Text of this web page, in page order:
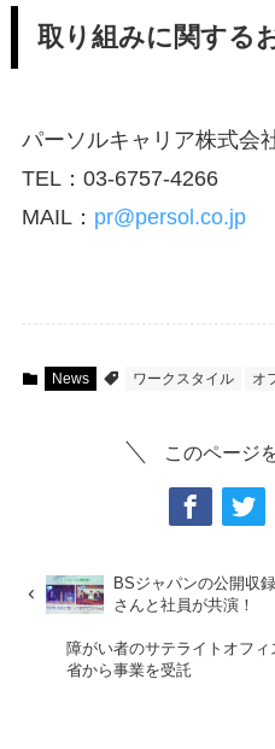
取り組みに関する
パーソルキャリア株式
TEL：03-6757-4266
MAIL： pr@persol.co.jp
News ワークスタイル オ
このページ
BSジャパンの公開収
さんと社員が共演！
障がい者のサテライトオフ
省から事業を受託